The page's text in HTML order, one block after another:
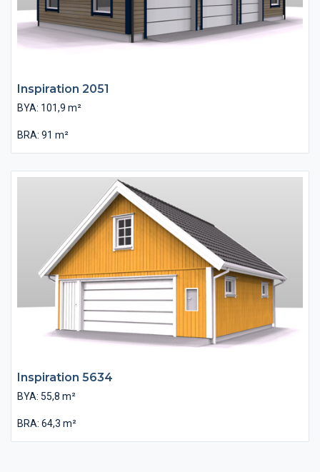
Inspiration 2051
BYA: 101,9 m²
BRA: 91 m²
Inspiration 5634
BYA: 55,8 m²
BRA: 64,3 m²